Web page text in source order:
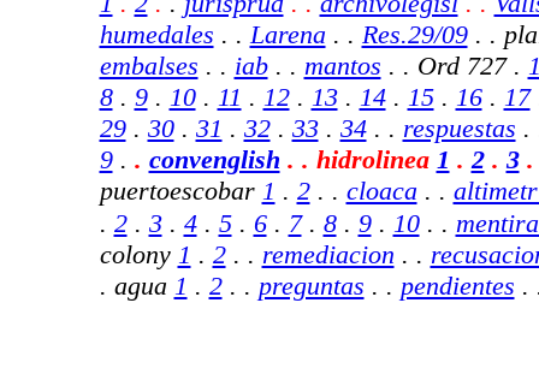
humedales . .Larena . . Res.29/09. .
embalses . . iab. . mantos . . Ord 727 .
8. 9. 10. 11 . 12. 13 . 14. 15. 16. 17
29. 30. 31 . 32. 33. 34. . respuestas .
9. . convenglish . . hidrolinea 1 .2. 3.
puertoescobar 1 . 2. . cloaca . .
. 2. 3. 4. 5. 6. 7. 8. 9. 10. .
colony 1 . 2. . remediacion . .
. agua 1 . 2. . preguntas . . pendientes .